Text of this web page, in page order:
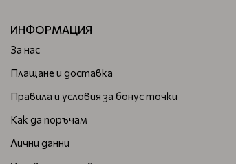
ИНФОРМАЦИЯ
За нас
Плащане и доставка
Правила и условия за бонус точки
Как да поръчам
Лични данни